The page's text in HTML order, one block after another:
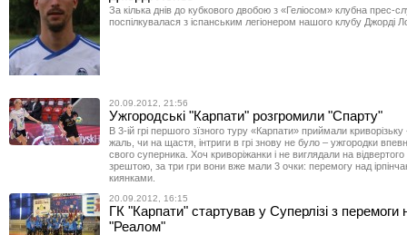
За кілька днів до кубкового двобою з «Геліосом» клубна прес-
поспілкувалася з іспанським легіонером нашого клубу Джорді
20.09.2012, 21:56
Ужгородські "Карпати" розгромили "Спарту"
В 3-ій грі першого зїзного туру «Карпати» приймали
жаль, чи на щастя, інтриги в грі знову не було – ужгородки
свого суперника. Хоч криворіжанки і не виглядали на
зрештою, за три гри вони вже мали 3 очки: перемогу над
киянками.
20.09.2012, 16:15
ГК "Карпати" стартував у Суперлізі з перемоги
"Реалом"